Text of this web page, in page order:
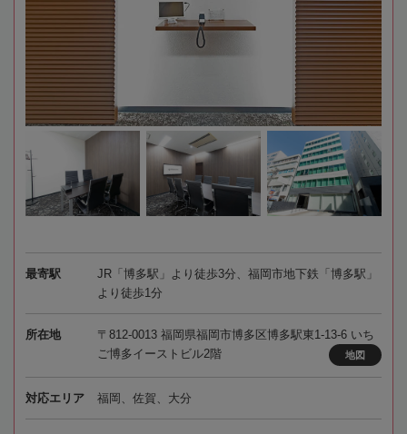
最寄駅
JR「博多駅」より徒歩3分、福岡市地下鉄「博多駅」
より徒歩1分
所在地
〒812-0013 福岡県福岡市博多区博多駅東1-13-6 いち
ご博多イーストビル2階
地図
対応エリア 福岡、佐賀、大分